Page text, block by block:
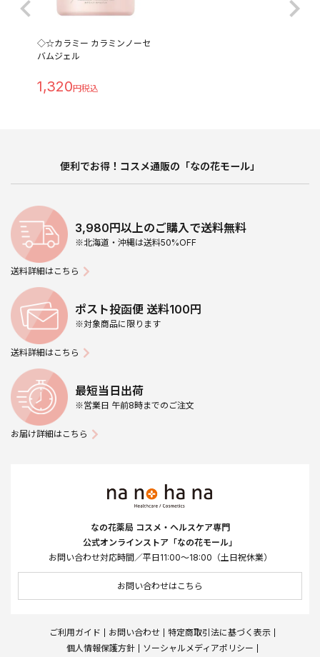
◇☆カラミー カラミンノーセ
バムジェル
1,320
便利でお得！コスメ通販の「なの花モール」
3,980円以上のご購入で送料無料
※北海道・沖縄は送料50%OFF
送料詳細はこちら
ポスト投函便 送料100円
※対象商品に限ります
送料詳細はこちら
最短当日出荷
※営業日 午前8時までのご注文
お届け詳細はこちら
なの花薬局 コスメ・ヘルスケア専門
公式オンラインストア「なの花モール」
お問い合わせ対応時間／平日11:00～18:00（土日祝休業）
お問い合わせはこちら
ご利用ガイド お問い合わせ
特定商取引法に基づく表示
個人情報保護方針
ソーシャルメディアポリシー